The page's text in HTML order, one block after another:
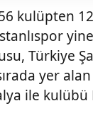
kulüpten
yine
Türkiye
yer
ile kulübü